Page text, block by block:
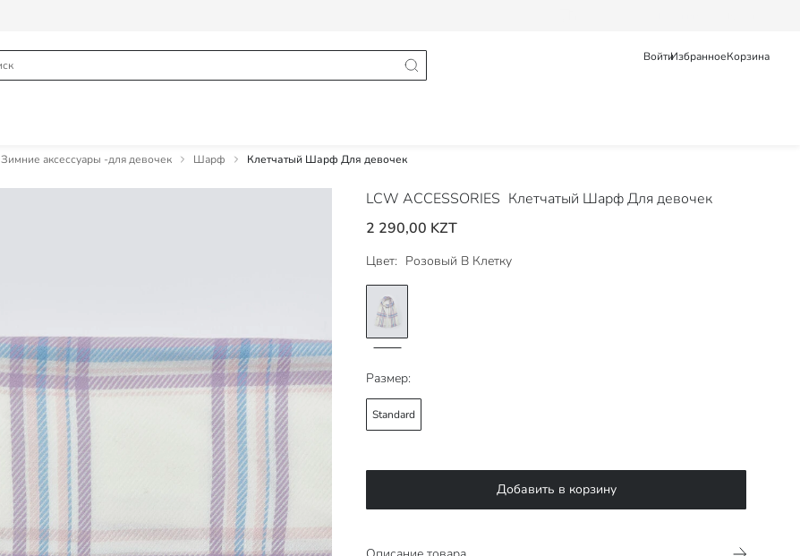
ВойтиИзбранноеКорзина
Зимние аксессуары -для девочек Шарф Клетчатый Шарф Для девочек
LCW ACCESSORIES Клетчатый Шарф Для девочек
2 290,00 KZT
Цвет: Розовый В Клетку
Размер:
Standard
Добавить в корзину